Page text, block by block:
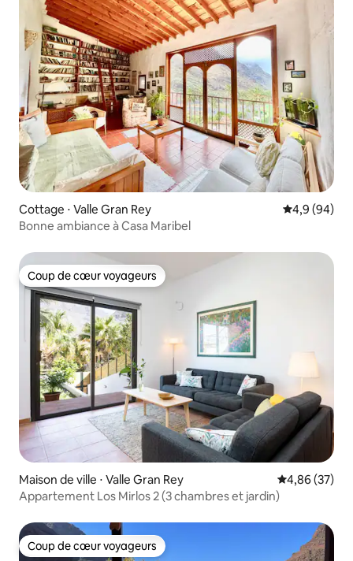
Cottage ⋅ Valle Gran Rey Évaluation
4,9 (94)
Bonne ambiance à Casa Maribel
Coup de cœur voyageurs
Coup de cœur voyageurs
Maison de ville ⋅ Valle Gran Rey Évaluation
4,86 (37)
Appartement Los Mirlos 2 (3 chambres et jardin)
Coup de cœur voyageurs
Coup de cœur voyageurs